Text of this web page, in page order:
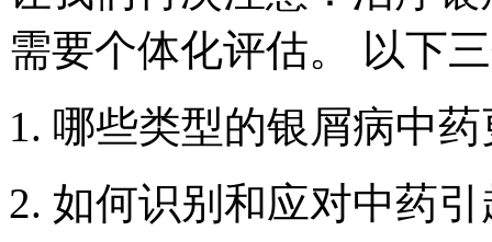
需要个体化评估。 以下
1. 哪些类型的银屑病中
2. 如何识别和应对中药